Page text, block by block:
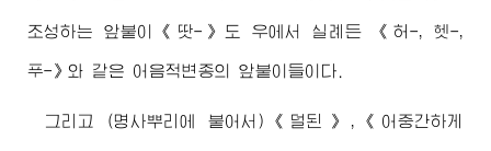
조성하는 앞붙이《땃-》도 우에서 실례든 《허-, 헷-,
푸-》와 같은 어음적변종의 앞붙이들이다.
그리고 (명사뿌리에 붙어서)《덜된》,《어중간하게